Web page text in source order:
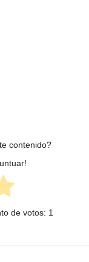
contenido?
de votos: 1